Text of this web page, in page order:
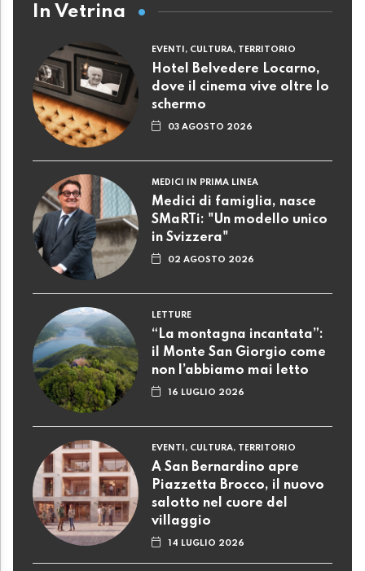
In Vetrina
EVENTI, CULTURA, TERRITORIO
Hotel Belvedere Locarno,
dove il cinema vive oltre lo
schermo
03 AGOSTO 2026
MEDICI IN PRIMA LINEA
Medici di famiglia, nasce
SMaRTi: "Un modello unico
in Svizzera"
02 AGOSTO 2026
LETTURE
“La montagna incantata”:
il Monte San Giorgio come
non l’abbiamo mai letto
16 LUGLIO 2026
EVENTI, CULTURA, TERRITORIO
A San Bernardino apre
Piazzetta Brocco, il nuovo
salotto nel cuore del
villaggio
14 LUGLIO 2026